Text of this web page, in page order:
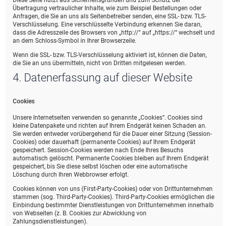
Übertragung vertraulicher Inhalte, wie zum Beispiel Bestellungen oder
Anfragen, die Sie an uns als Seitenbetreiber senden, eine SSL- bzw. TLS-
Verschlüsselung. Eine verschlüsselte Verbindung erkennen Sie daran,
dass die Adresszeile des Browsers von „http://“ auf „https://“ wechselt und
an dem Schloss-Symbol in Ihrer Browserzeile.
Wenn die SSL- bzw. TLS-Verschlüsselung aktiviert ist, können die Daten,
die Sie an uns übermitteln, nicht von Dritten mitgelesen werden.
4. Datenerfassung auf dieser Website
Cookies
Unsere Internetseiten verwenden so genannte „Cookies“. Cookies sind
kleine Datenpakete und richten auf Ihrem Endgerät keinen Schaden an.
Sie werden entweder vorübergehend für die Dauer einer Sitzung (Session-
Cookies) oder dauerhaft (permanente Cookies) auf Ihrem Endgerät
gespeichert. Session-Cookies werden nach Ende Ihres Besuchs
automatisch gelöscht. Permanente Cookies bleiben auf Ihrem Endgerät
gespeichert, bis Sie diese selbst löschen oder eine automatische
Löschung durch Ihren Webbrowser erfolgt.
Cookies können von uns (First-Party-Cookies) oder von Drittunternehmen
stammen (sog. Third-Party-Cookies). Third-Party-Cookies ermöglichen die
Einbindung bestimmter Dienstleistungen von Drittunternehmen innerhalb
von Webseiten (z. B. Cookies zur Abwicklung von
Zahlungsdienstleistungen).